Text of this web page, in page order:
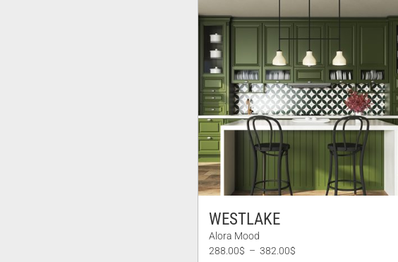
WESTLAKE
Alora Mood
288.00$ – 382.00$